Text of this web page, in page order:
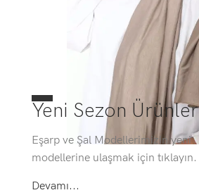
Yeni Sezon Ürünler
Eşarp ve Şal Modellerimizin yeni
modellerine ulaşmak için tıklayın.
Devamı...